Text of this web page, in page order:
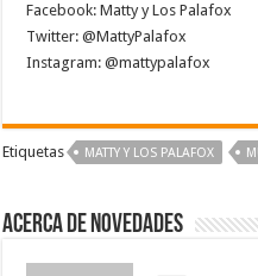
Facebook: Matty y Los Palafox
Twitter: @MattyPalafox
Instagram: @mattypalafox
Etiquetas MATTY Y LOS PALAFOX
Acerca de NOVEDADES